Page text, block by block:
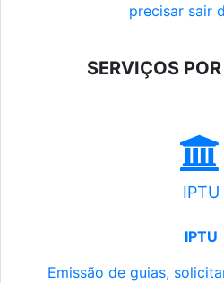
precisar sair
SERVIÇOS
IPTU
IPTU
Emissão de guias,